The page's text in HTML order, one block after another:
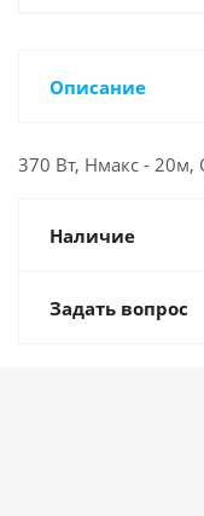
Описание
370 Вт, Нмакс - 20м,
Наличие
Задать вопрос